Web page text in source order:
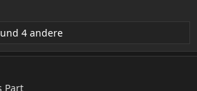
und 4 andere
Part